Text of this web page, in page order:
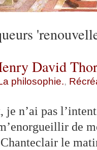
David
philosophie.,
n’ai pas
de
le